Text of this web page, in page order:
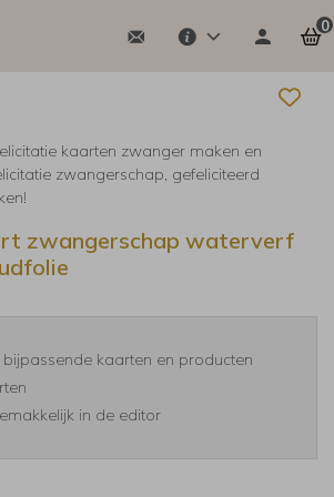
0
kaarten zwanger maken en
zwangerschap, gefeliciteerd
zwangerschap waterverf
kaarten en producten
in de editor